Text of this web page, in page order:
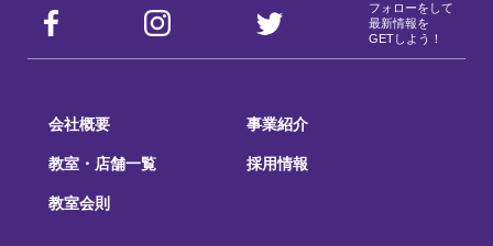
フォローをして
最新情報を
GETしよう！
会社概要 事業紹介
教室・店舗一覧 採用情報
教室会則